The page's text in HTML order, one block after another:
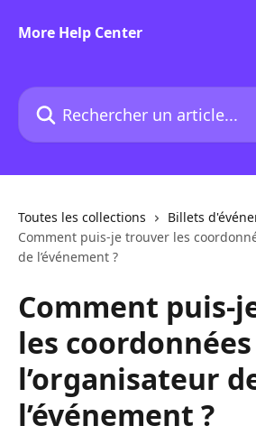
More Help Center
Rechercher un article...
Toutes les collections
Billets
Comment puis-je trouver les
de l’événement ?
Comment puis-
les
l’organisateur
l’événement ?